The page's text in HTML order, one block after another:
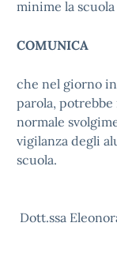
minime la
COMUNICA
che nel giorno
parola,
normale
vigilanza degli
scuola.
Dott.ssa